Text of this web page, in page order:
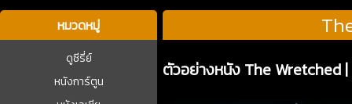
หมวดหมู่
ดูซีรี่ย์
หนังการ์ตูน
ตัวอย่างหนัง The Wretched